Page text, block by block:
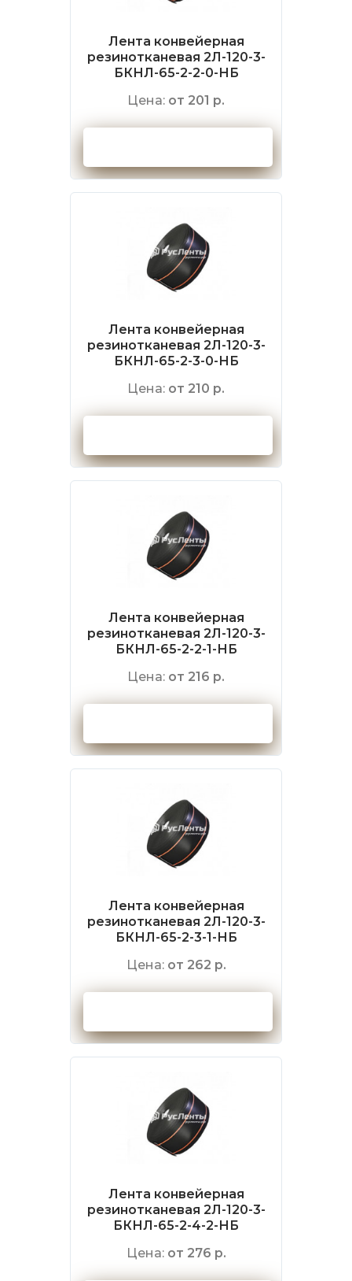
Лента конвейерная
резинотканевая 2Л-120-3-
БКНЛ-65-2-2-0-НБ
Цена: от 201 р.
Лента конвейерная
резинотканевая 2Л-120-3-
БКНЛ-65-2-3-0-НБ
Цена: от 210 р.
Лента конвейерная
резинотканевая 2Л-120-3-
БКНЛ-65-2-2-1-НБ
Цена: от 216 р.
Лента конвейерная
резинотканевая 2Л-120-3-
БКНЛ-65-2-3-1-НБ
Цена: от 262 р.
Лента конвейерная
резинотканевая 2Л-120-3-
БКНЛ-65-2-4-2-НБ
Цена: от 276 р.